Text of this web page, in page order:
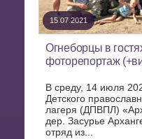
15.07.2021
Огнеборцы в
фоторепортаж
В среду, 14 июля
Детского
лагеря (ДПВПЛ)
дер. Засурье
отряд из...